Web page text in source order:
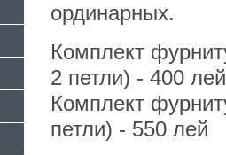
ординарных.
Комплект
2 петли) - 400 лей
Комплект
петли) - 550 лей